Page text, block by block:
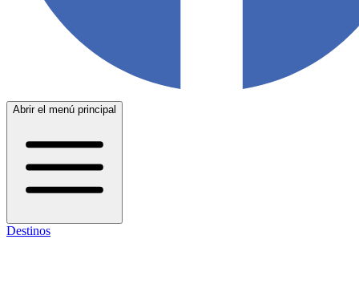
Abrir el menú principal
Destinos